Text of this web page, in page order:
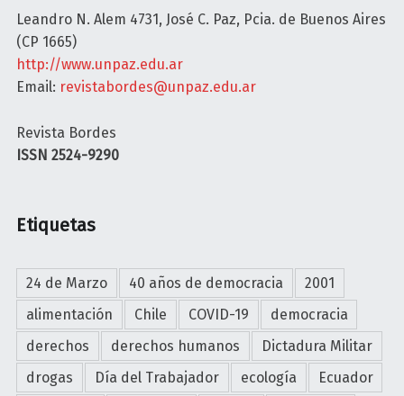
Leandro N. Alem 4731, José C. Paz, Pcia. de Buenos Aires
(CP 1665)
http://www.unpaz.edu.ar
Email: revistabordes@unpaz.edu.ar
Revista Bordes
ISSN 2524-9290
Etiquetas
24 de Marzo 40 años de democracia
2001
alimentación
Chile COVID-19
democracia
derechos
derechos humanos
Dictadura Militar
drogas
Día del Trabajador ecología
Ecuador